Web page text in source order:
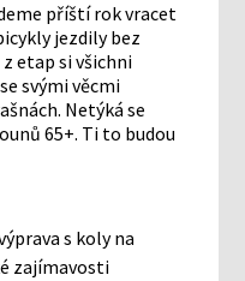
příští rok vracet
jezdily bez
z etap si všichni
svými věcmi
Netýká se
65+. Ti to budou
s koly na
zajímavosti